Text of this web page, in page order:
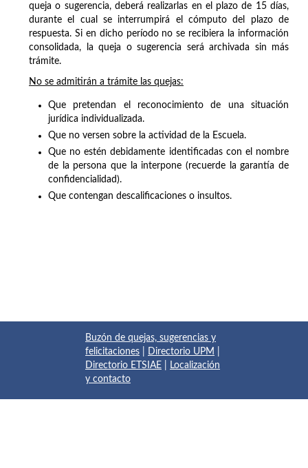
queja o sugerencia, deberá realizarlas en el plazo de 15 días,
durante el cual se interrumpirá el cómputo del plazo de
respuesta. Si en dicho período no se recibiera la información
consolidada, la queja o sugerencia será archivada sin más
trámite.
No se admitirán a trámite las quejas:
Que pretendan el reconocimiento de una situación
jurídica individualizada.
Que no versen sobre la actividad de la Escuela.
Que no estén debidamente identificadas con el nombre
de la persona que la interpone (recuerde la garantía de
confidencialidad).
Que contengan descalificaciones o insultos.
Buzón de quejas, sugerencias y
felicitaciones
Directorio UPM
Directorio ETSIAE
Localización
y contacto